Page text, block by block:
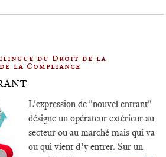
du Droit de la
la Compliance
L'expression de "nouvel entrant"
désigne un opérateur extérieur au
secteur ou au marché mais qui va
ou qui vient d’y entrer. Sur un